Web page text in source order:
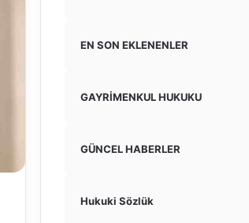
EN SON EKLENENLER
GAYRİMENKUL HUKUKU
GÜNCEL HABERLER
Hukuki Sözlük